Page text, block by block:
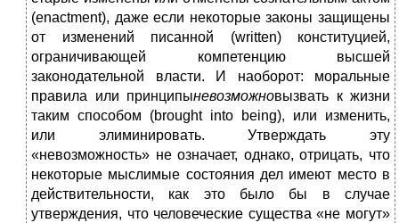
(enactment), даже если некоторые законы защищены
от изменений писанной (written) конституцией,
ограничивающей компетенцию высшей
законодательной власти. И наоборот: моральные
правила или принципыневозможновызвать к жизни
таким способом (brought into being), или изменить,
или элиминировать. Утверждать эту
«невозможность» не означает, однако, отрицать, что
некоторые мыслимые состояния дел имеют место в
действительности, как это было бы в случае
утверждения, что человеческие существа «не могут»